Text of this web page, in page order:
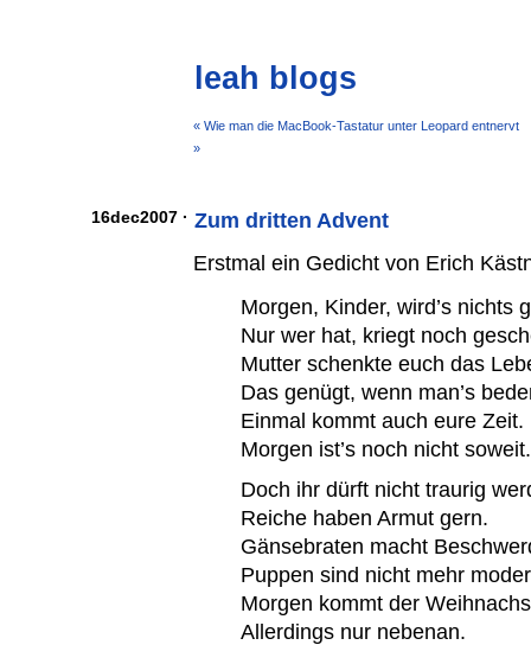
leah blogs
« Wie man die MacBook-Tastatur unter Leopard entnervt
»
16dec2007 · Zum dritten Advent
Erstmal ein Gedicht von Erich
Morgen, Kinder, wird’s nichts
Nur wer hat, kriegt noch
Mutter schenkte euch das
Das genügt, wenn man’s
Einmal kommt auch eure Zeit.
Morgen ist’s noch nicht soweit.
Doch ihr dürft nicht traurig
Reiche haben Armut gern.
Gänsebraten macht
Puppen sind nicht mehr
Morgen kommt der
Allerdings nur nebenan.